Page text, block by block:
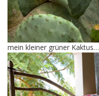
mein kleiner grüner Kaktus…